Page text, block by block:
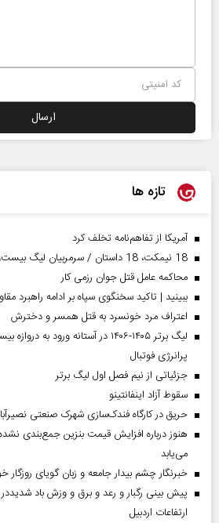
تازه ها
آمریکا از تفاهم‌نامه تخلف کرد
18 نیمکت، 18 داستان / سرمربیان لیگ بیست‌وششم را بشناسید
محاکمه عامل قتل جوان رزمی کار
ببینید | تاکید سخنگوی سپاه بر ادامه راهبرد
اعتراف مرد خونسرد به قتل همسر و دخترش
لیگ برتر ۱۴۰۵-۱۴۰۶ در آستانه
پرانرژی فوتبال
جزئیاتی از نیم فصل اول لیگ برتر
سقوط آزاد اینفانتینو
حریق در کارگاه فندک‌سازی شهرک صنعتی
هنوز درباره افزایش قیمت بنزین جمع‌بندی
می‌یابد
خبرنگار چشم بیدار جامعه و زبان گویای
پیش بینی رگبار و رعد و برق و وزش باد شدیددر
ارتفاعات اردبیل